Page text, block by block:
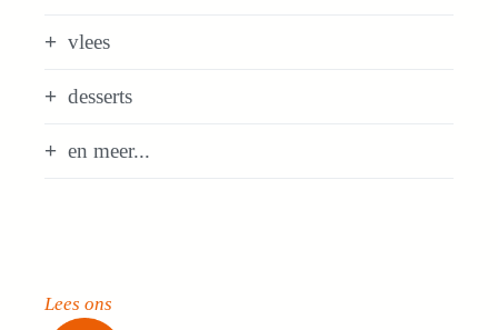
vlees
desserts
en meer...
Lees ons